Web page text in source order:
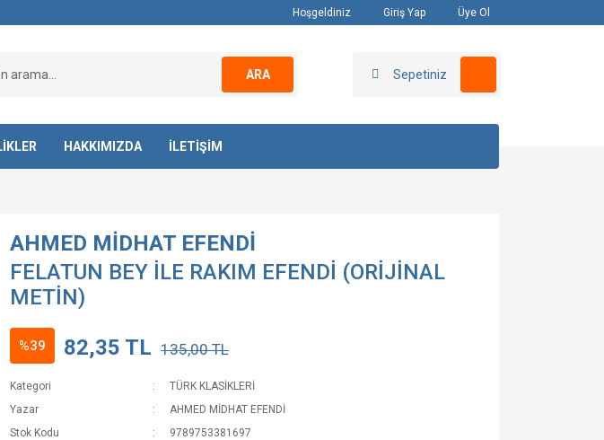
Hoşgeldiniz Giriş Yap Üye Ol
ARA Sepetiniz
HAKKIMIZDA İLETİŞİM
AHMED MİDHAT EFENDİ
FELATUN BEY İLE RAKIM EFENDİ (ORİJİNAL
METİN)
%39 82,35 TL 135,00 TL
Kategori
TÜRK KLASİKLERİ
Yazar
AHMED MİDHAT EFENDİ
Stok Kodu
9789753381697